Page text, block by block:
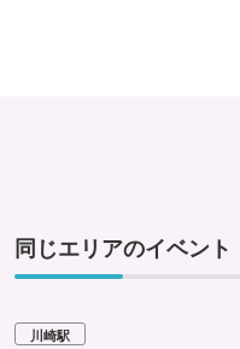
同じエリアのイベント
川崎駅